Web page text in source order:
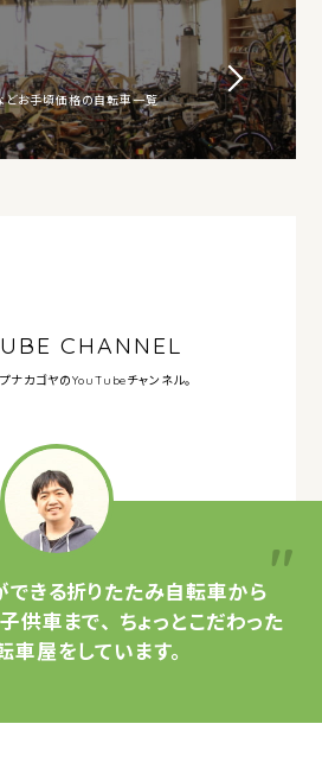
どお手頃価格の自転車一覧
CHANNEL
ナカゴヤのYouTubeチャンネル。
できる折りたたみ自転車から
供車まで、 ちょっとこだわった
車屋をしています。